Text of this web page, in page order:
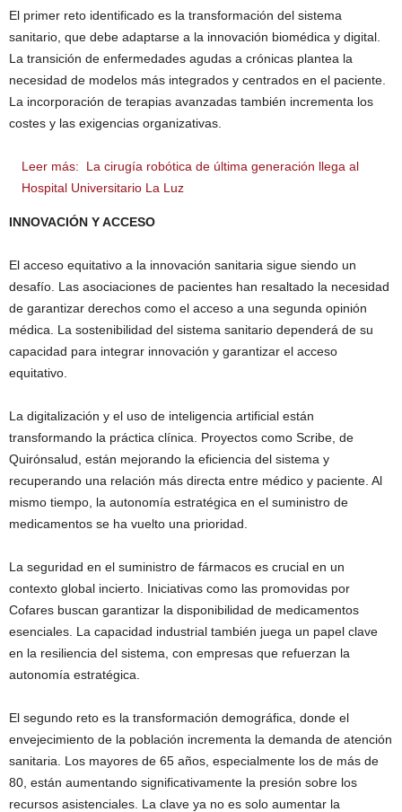
El primer reto identificado es la transformación del sistema
sanitario, que debe adaptarse a la innovación biomédica y digital.
La transición de enfermedades agudas a crónicas plantea la
necesidad de modelos más integrados y centrados en el paciente.
La incorporación de terapias avanzadas también incrementa los
costes y las exigencias organizativas.
Leer más:
La cirugía robótica de última generación llega al
Hospital Universitario La Luz
INNOVACIÓN Y ACCESO
El acceso equitativo a la innovación sanitaria sigue siendo un
desafío. Las asociaciones de pacientes han resaltado la necesidad
de garantizar derechos como el acceso a una segunda opinión
médica. La sostenibilidad del sistema sanitario dependerá de su
capacidad para integrar innovación y garantizar el acceso
equitativo.
La digitalización y el uso de inteligencia artificial están
transformando la práctica clínica. Proyectos como Scribe, de
Quirónsalud, están mejorando la eficiencia del sistema y
recuperando una relación más directa entre médico y paciente. Al
mismo tiempo, la autonomía estratégica en el suministro de
medicamentos se ha vuelto una prioridad.
La seguridad en el suministro de fármacos es crucial en un
contexto global incierto. Iniciativas como las promovidas por
Cofares buscan garantizar la disponibilidad de medicamentos
esenciales. La capacidad industrial también juega un papel clave
en la resiliencia del sistema, con empresas que refuerzan la
autonomía estratégica.
El segundo reto es la transformación demográfica, donde el
envejecimiento de la población incrementa la demanda de atención
sanitaria. Los mayores de 65 años, especialmente los de más de
80, están aumentando significativamente la presión sobre los
recursos asistenciales. La clave ya no es solo aumentar la